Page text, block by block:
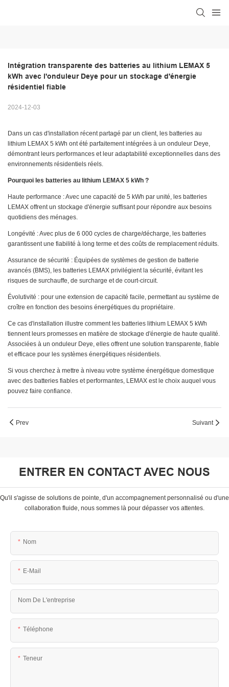
Intégration transparente des batteries au lithium LEMAX 5
kWh avec l'onduleur Deye pour un stockage d'énergie
résidentiel fiable
2024-12-03
Dans un cas d'installation récent partagé par un client, les batteries au
lithium LEMAX 5 kWh ont été parfaitement intégrées à un onduleur Deye,
démontrant leurs performances et leur adaptabilité exceptionnelles dans des
environnements résidentiels réels.
Pourquoi les batteries au lithium LEMAX 5 kWh ?
Haute performance : Avec une capacité de 5 kWh par unité, les batteries
LEMAX offrent un stockage d'énergie suffisant pour répondre aux besoins
quotidiens des ménages.
Longévité : Avec plus de 6 000 cycles de charge/décharge, les batteries
garantissent une fiabilité à long terme et des coûts de remplacement réduits.
Assurance de sécurité : Équipées de systèmes de gestion de batterie
avancés (BMS), les batteries LEMAX privilégient la sécurité, évitant les
risques de surchauffe, de surcharge et de court-circuit.
Évolutivité : pour une extension de capacité facile, permettant au système de
croître en fonction des besoins énergétiques du propriétaire.
Ce cas d'installation illustre comment les batteries lithium LEMAX 5 kWh
tiennent leurs promesses en matière de stockage d'énergie de haute qualité.
Associées à un onduleur Deye, elles offrent une solution transparente, fiable
et efficace pour les systèmes énergétiques résidentiels.
Si vous cherchez à mettre à niveau votre système énergétique domestique
avec des batteries fiables et performantes, LEMAX est le choix auquel vous
pouvez faire confiance.
Prev Suivant
ENTRER EN CONTACT AVEC NOUS
Qu'il s'agisse de solutions de pointe, d'un accompagnement personnalisé ou d'une
collaboration fluide, nous sommes là pour dépasser vos attentes.
Nom
E-Mail
Nom De L'entreprise
Téléphone
Teneur